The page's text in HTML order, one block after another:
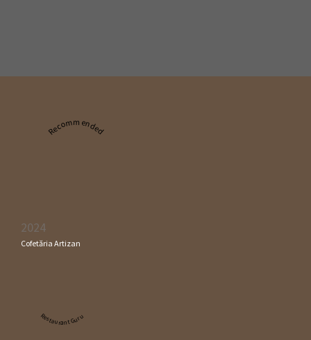
Recommended
2024
Cofetăria Artizan
Restaurant Guru